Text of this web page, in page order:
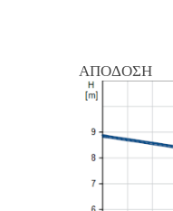
ΑΠΟΔΟΣΗ